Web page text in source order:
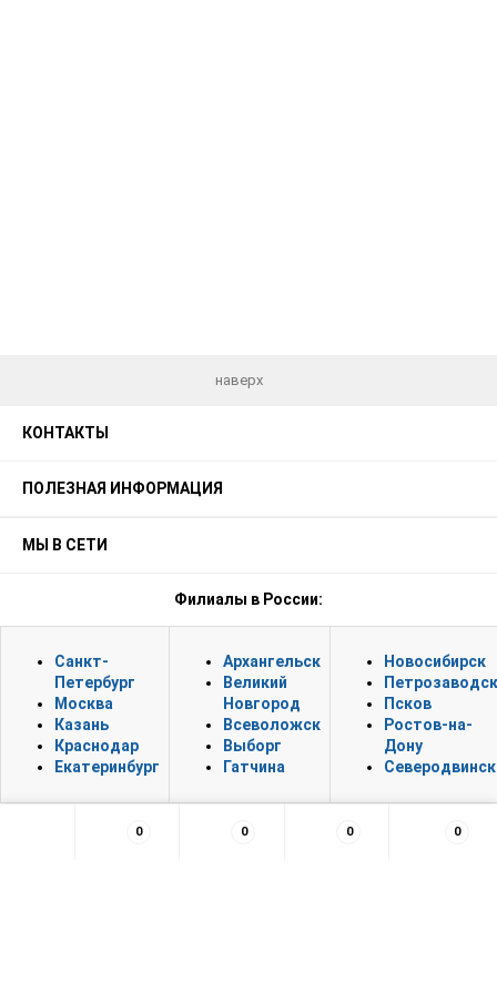
наверх
КОНТАКТЫ
ПОЛЕЗНАЯ ИНФОРМАЦИЯ
МЫ В СЕТИ
Филиалы в России:
Санкт-
Петербург
Москва
Казань
Краснодар
Екатеринбург
Архангельск
Великий
Новгород
Всеволожск
Выборг
Гатчина
Новосибирск
Петрозаводск
Псков
Ростов-на-
Дону
Северодвинск
0 0 0 0